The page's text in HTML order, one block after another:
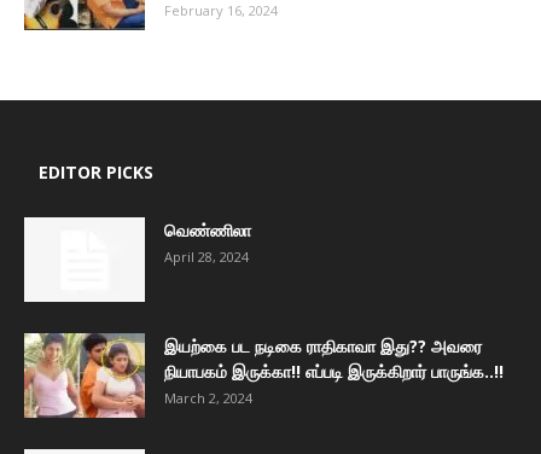
February 16, 2024
EDITOR PICKS
வெண்ணிலா
April 28, 2024
இயற்கை பட நடிகை ராதிகாவா இது?? அவரை
நியாபகம் இருக்கா!! எப்படி இருக்கிறார் பாருங்க..!!
March 2, 2024